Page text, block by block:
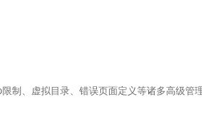
制、虚拟目录、错误页面定义等诸多高级管